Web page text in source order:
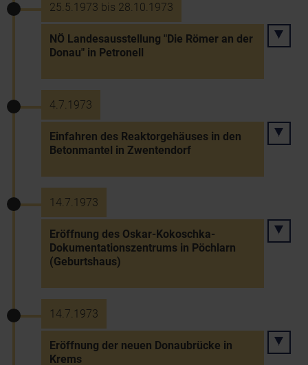
25.5.1973 bis 28.10.1973
NÖ Landesausstellung "Die Römer an der
Donau" in Petronell
4.7.1973
Einfahren des Reaktorgehäuses in den
Betonmantel in Zwentendorf
14.7.1973
Eröffnung des Oskar-Kokoschka-
Dokumentationszentrums in Pöchlarn
(Geburtshaus)
14.7.1973
Eröffnung der neuen Donaubrücke in
Krems